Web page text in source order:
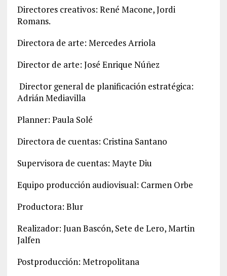
Directores creativos: René Macone, Jordi
Romans.
Directora de arte: Mercedes Arriola
Director de arte: José Enrique Núñez
Director general de planificación estratégica:
Adrián Mediavilla
Planner: Paula Solé
Directora de cuentas: Cristina Santano
Supervisora de cuentas: Mayte Diu
Equipo producción audiovisual: Carmen Orbe
Productora: Blur
Realizador: Juan Bascón, Sete de Lero, Martin
Jalfen
Postproducción: Metropolitana